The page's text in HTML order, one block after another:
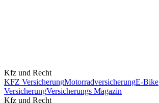
Kfz und Recht
KFZ VersicherungMotorradversicherungE-Bike
VersicherungVersicherungs Magazin
Kfz und Recht